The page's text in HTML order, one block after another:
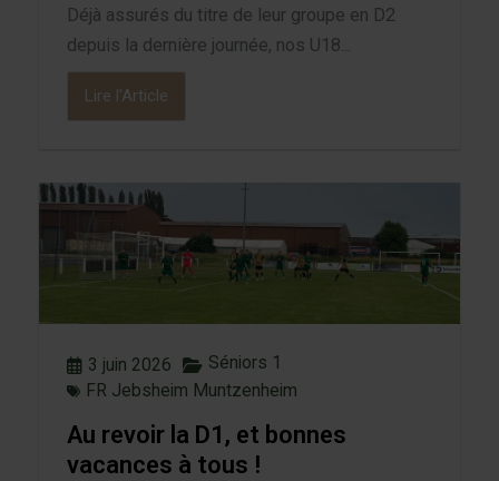
Déjà assurés du titre de leur groupe en D2
depuis la dernière journée, nos U18...
Lire l'Article
3 juin 2026
Séniors 1
FR Jebsheim Muntzenheim
Au revoir la D1, et bonnes
vacances à tous !